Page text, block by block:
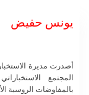
يونس حفيض
أصدرت مديرة
المجتمع
بالمفاوضات الروسية